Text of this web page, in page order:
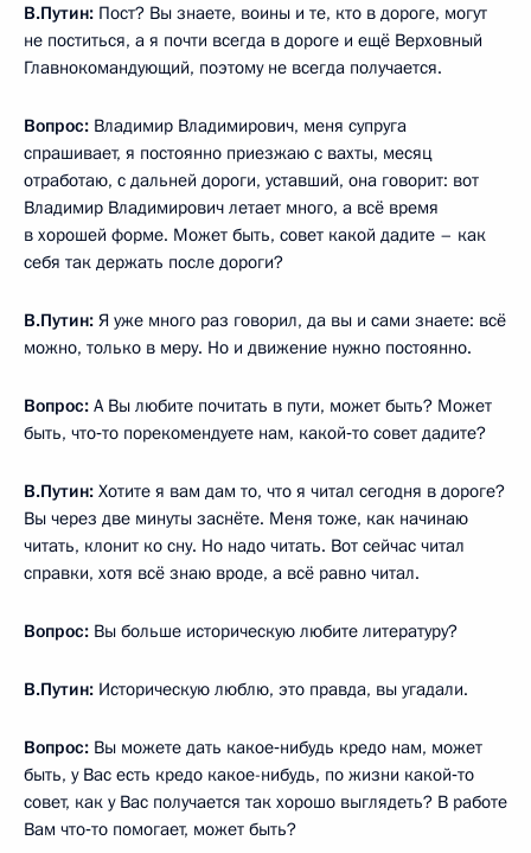
В.Путин: Пост? Вы знаете, воины и те, кто в дороге, могут
не поститься, а я почти всегда в дороге и ещё Верховный
Главнокомандующий, поэтому не всегда получается.
Вопрос: Владимир Владимирович, меня супруга
спрашивает, я постоянно приезжаю с вахты, месяц
отработаю, с дальней дороги, уставший, она говорит: вот
Владимир Владимирович летает много, а всё время
в хорошей форме. Может быть, совет какой дадите – как
себя так держать после дороги?
В.Путин: Я уже много раз говорил, да вы и сами знаете: всё
можно, только в меру. Но и движение нужно постоянно.
Вопрос: А Вы любите почитать в пути, может быть? Может
быть, что‑то порекомендуете нам, какой‑то совет дадите?
В.Путин: Хотите я вам дам то, что я читал сегодня в дороге?
Вы через две минуты заснёте. Меня тоже, как начинаю
читать, клонит ко сну. Но надо читать. Вот сейчас читал
справки, хотя всё знаю вроде, а всё равно читал.
Вопрос: Вы больше историческую любите литературу?
В.Путин: Историческую люблю, это правда, вы угадали.
Вопрос: Вы можете дать какое‑нибудь кредо нам, может
быть, у Вас есть кредо какое-нибудь, по жизни какой‑то
совет, как у Вас получается так хорошо выглядеть? В работе
Вам что‑то помогает, может быть?